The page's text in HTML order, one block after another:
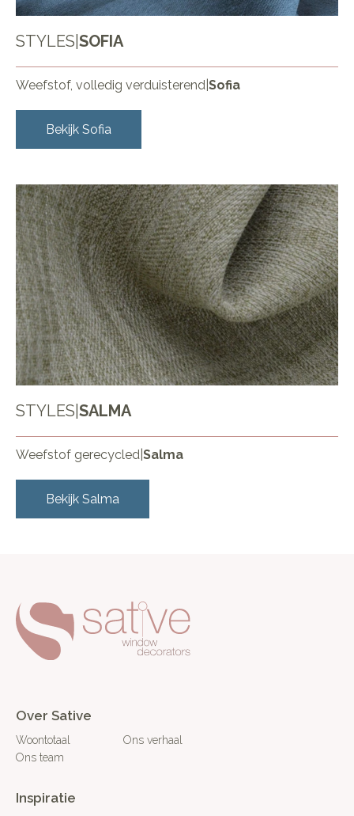
STYLES SOFIA
Weefstof, volledig verduisterend Sofia
Bekijk Sofia
STYLES SALMA
Weefstof gerecycled Salma
Bekijk Salma
Over Sative
Woontotaal
Ons verhaal
Ons team
Inspiratie